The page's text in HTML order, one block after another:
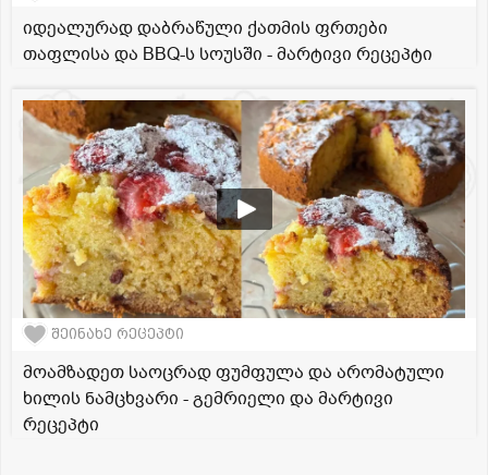
იდეალურად დაბრაწული ქათმის ფრთები
თაფლისა და BBQ-ს სოუსში - მარტივი რეცეპტი
შეინახე რეცეპტი
მოამზადეთ საოცრად ფუმფულა და არომატული
ხილის ნამცხვარი - გემრიელი და მარტივი
რეცეპტი